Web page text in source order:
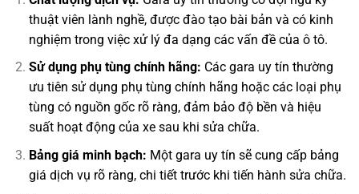
thuật viên lành nghề, được đào tạo bài bản và có kinh
nghiệm trong việc xử lý đa dạng các vấn đề của ô tô.
Sử dụng phụ tùng chính hãng: Các gara uy tín thường
ưu tiên sử dụng phụ tùng chính hãng hoặc các loại phụ
tùng có nguồn gốc rõ ràng, đảm bảo độ bền và hiệu
suất hoạt động của xe sau khi sửa chữa.
Bảng giá minh bạch: Một gara uy tín sẽ cung cấp bảng
giá dịch vụ rõ ràng, chi tiết trước khi tiến hành sửa chữa.